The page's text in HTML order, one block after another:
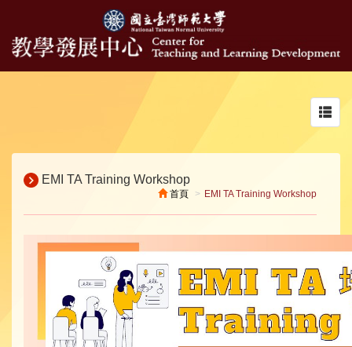
EMI TA Training Workshop
首頁 EMI TA Training Workshop